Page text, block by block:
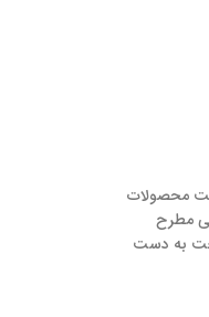
محصولات
مطرح
به دست